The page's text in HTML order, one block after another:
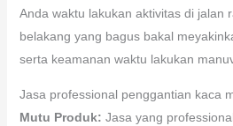
Anda waktu lakukan aktivitas di jalan
belakang yang bagus bakal
serta keamanan waktu lakukan
Jasa professional penggantian kaca
Mutu Produk: Jasa yang